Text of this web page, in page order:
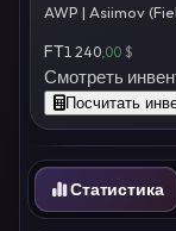
AWP | Asiimov
FT1 240 ,00 $
Смотреть
Посчитать
Статистика